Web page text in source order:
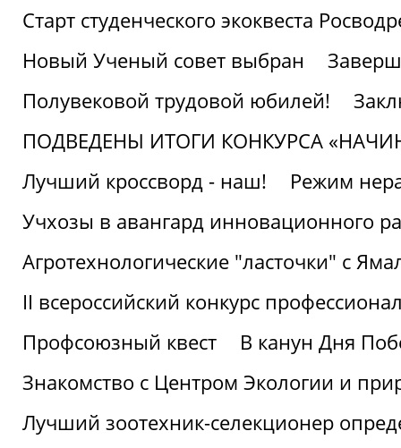
Старт студенческого экоквеста
Новый Ученый совет выбран
Полувековой трудовой юбилей!
ПОДВЕДЕНЫ ИТОГИ КОНКУРСА
Лучший кроссворд - наш!
Режим
Учхозы в авангард инновационного
Агротехнологические "ласточки" с
II всероссийский конкурс
Профсоюзный квест
В канун Дня
Знакомство с Центром Экологии и
Лучший зоотехник-селекционер